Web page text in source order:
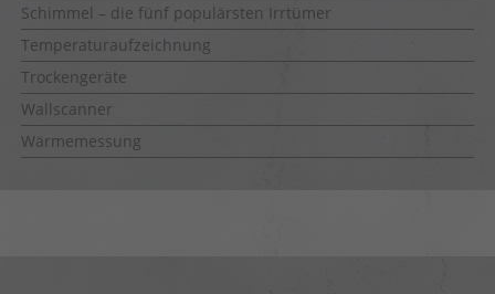
Schimmel – die fünf populärsten Irrtümer
Temperaturaufzeichnung
Trockengeräte
Wallscanner
Wärmemessung